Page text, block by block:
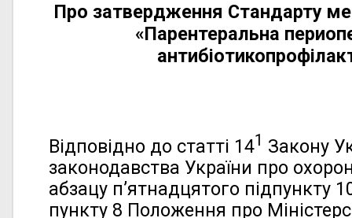
Про затвердження Стандарту
«Парентеральна
Відповідно до статті 141 Закону
законодавства України про
абзацу п’ятнадцятого підпункту
пункту 8 Положення про